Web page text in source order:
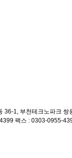
36-1, 부천테크노파크
팩스 : 0303-0955-